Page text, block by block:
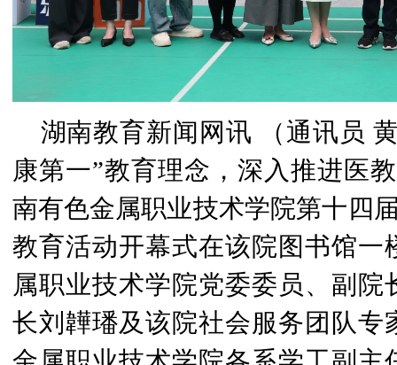
湖南教育新闻网讯
（通讯员
康第一”教育理念，深入推进医
南有色金属职业技术学院第十四
教育活动开幕式在该院图书馆
属职业技术学院党委委员、副
长刘韡璠及该院社会服务团队